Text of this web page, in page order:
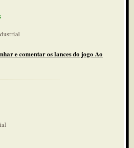
e comentar os lances do jogo Ao